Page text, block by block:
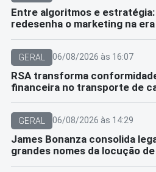
Entre algoritmos e
redesenha o marketing na era
GERAL 06/08/2026 às 16:07
RSA transforma
financeira no transporte de
GERAL 06/08/2026 às 14:29
James Bonanza consolida
grandes nomes da locução